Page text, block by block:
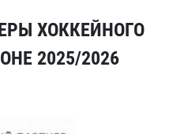
ХОККЕЙНОГО
2025/2026